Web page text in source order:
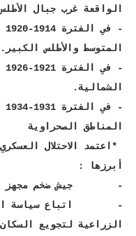
الواقعة غرب جبال
المتوسط والأطلس الكبير.
الشمالية.
المناطق الصحراوية
*اعتمد الاحتلال
أبرزها :
- جيش ضخم مجهز
- اتباع سياسة
الزراعية لتجويع